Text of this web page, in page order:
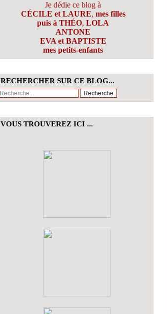
Je dédie ce blog à
CÉCILE et LAURE, mes filles
puis à THÉO, LOLA
ANTONE
EVA et BAPTISTE
mes petits-enfants
RECHERCHER SUR CE BLOG...
VOUS TROUVEREZ ICI ...